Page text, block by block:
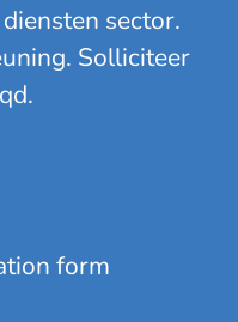
sector.
Solliciteer
form